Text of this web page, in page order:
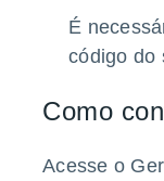
É
código do
Como
Acesse o